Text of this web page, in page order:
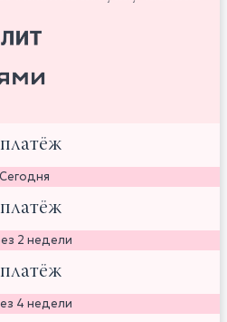
Сегодня
2 недели
4 недели